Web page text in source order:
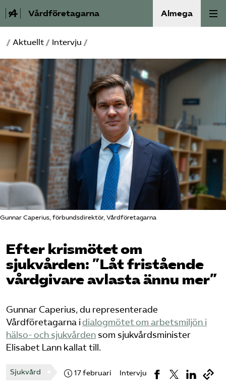
Vårdföretagarna Almega
Välfärdskriminalitet
Valmanifest
Medlemskap
Aktiviteter
Våra frågor
Om oss
Kontakt
Mina sidor
Privat Vårdfakta
Bli medlem
/ Aktuellt / Intervju /
Gunnar Caperius, förbundsdirektör, Vårdföretagarna
Efter krismötet om
sjukvården: ”Låt fristående
vårdgivare avlasta ännu mer”
Gunnar Caperius, du representerade
Vårdföretagarna idialogmötet om arbetsmiljön i
hälso- och sjukvården som sjukvårdsminister
Elisabet Lann kallat till.
Sjukvård 17 februari Intervju